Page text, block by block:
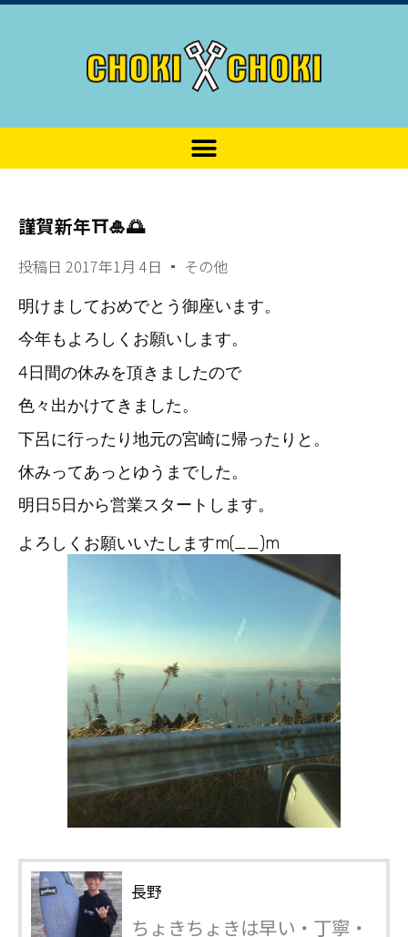
謹賀新年⛩🎍🌅
投稿日 2017年1月 4日 その他
明けましておめでとう御座います。
今年もよろしくお願いします。
4日間の休みを頂きましたので
色々出かけてきました。
下呂に行ったり地元の宮崎に帰ったりと。
休みってあっとゆうまでした。
明日5日から営業スタートします。
よろしくお願いいたしますm(__)m
長野
ちょきちょきは早い・丁寧・